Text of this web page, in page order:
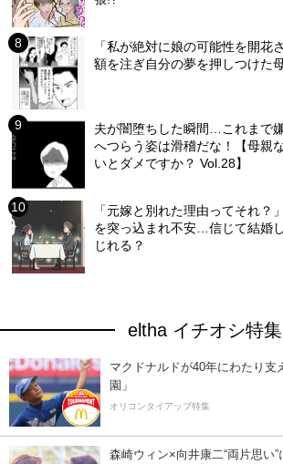
「私が絶対に娘の可能性を開
額を注ぎ自分の夢を押しつけた
夫が闇堕ちした瞬間…これまで
へつらう姿は滑稽だな！【母親
いとダメですか？ Vol.28】
「元嫁と別れた理由ってそれ？
を突っ込まれ不安…信じて結婚
じれる？
eltha イチオシ特集
マクドナルドが40年にわたり支
園」
オリコンタイアップ特集
森崎ウィン×向井康二“両片思い